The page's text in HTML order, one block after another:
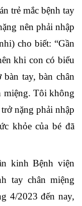
trẻ mắc bệnh tay
nên phải nhập
cho biết: “Gần
khi con có biểu
tay, bàn chân
miệng. Tôi không
nặng phải nhập
khỏe của bé đã
kinh Bệnh viện
tay chân miệng
4/2023 đến nay,